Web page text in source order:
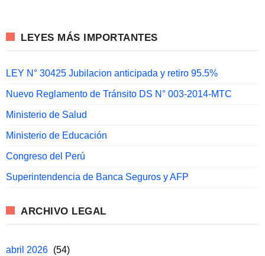
LEYES MÁS IMPORTANTES
LEY N° 30425 Jubilacion anticipada y retiro 95.5%
Nuevo Reglamento de Tránsito DS N° 003-2014-MTC
Ministerio de Salud
Ministerio de Educación
Congreso del Perú
Superintendencia de Banca Seguros y AFP
ARCHIVO LEGAL
abril 2026 (54)